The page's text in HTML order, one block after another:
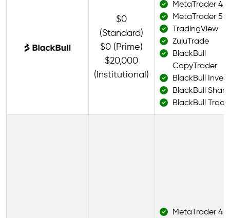
$0
(Standard)
$0 (Prime)
$20,000
(Institutional)
MetaTrader 4
MetaTrader 5
TradingView
ZuluTrade
BlackBull
CopyTrader
BlackBull Invest
BlackBull
BlackBull Trade
MetaTrader 4